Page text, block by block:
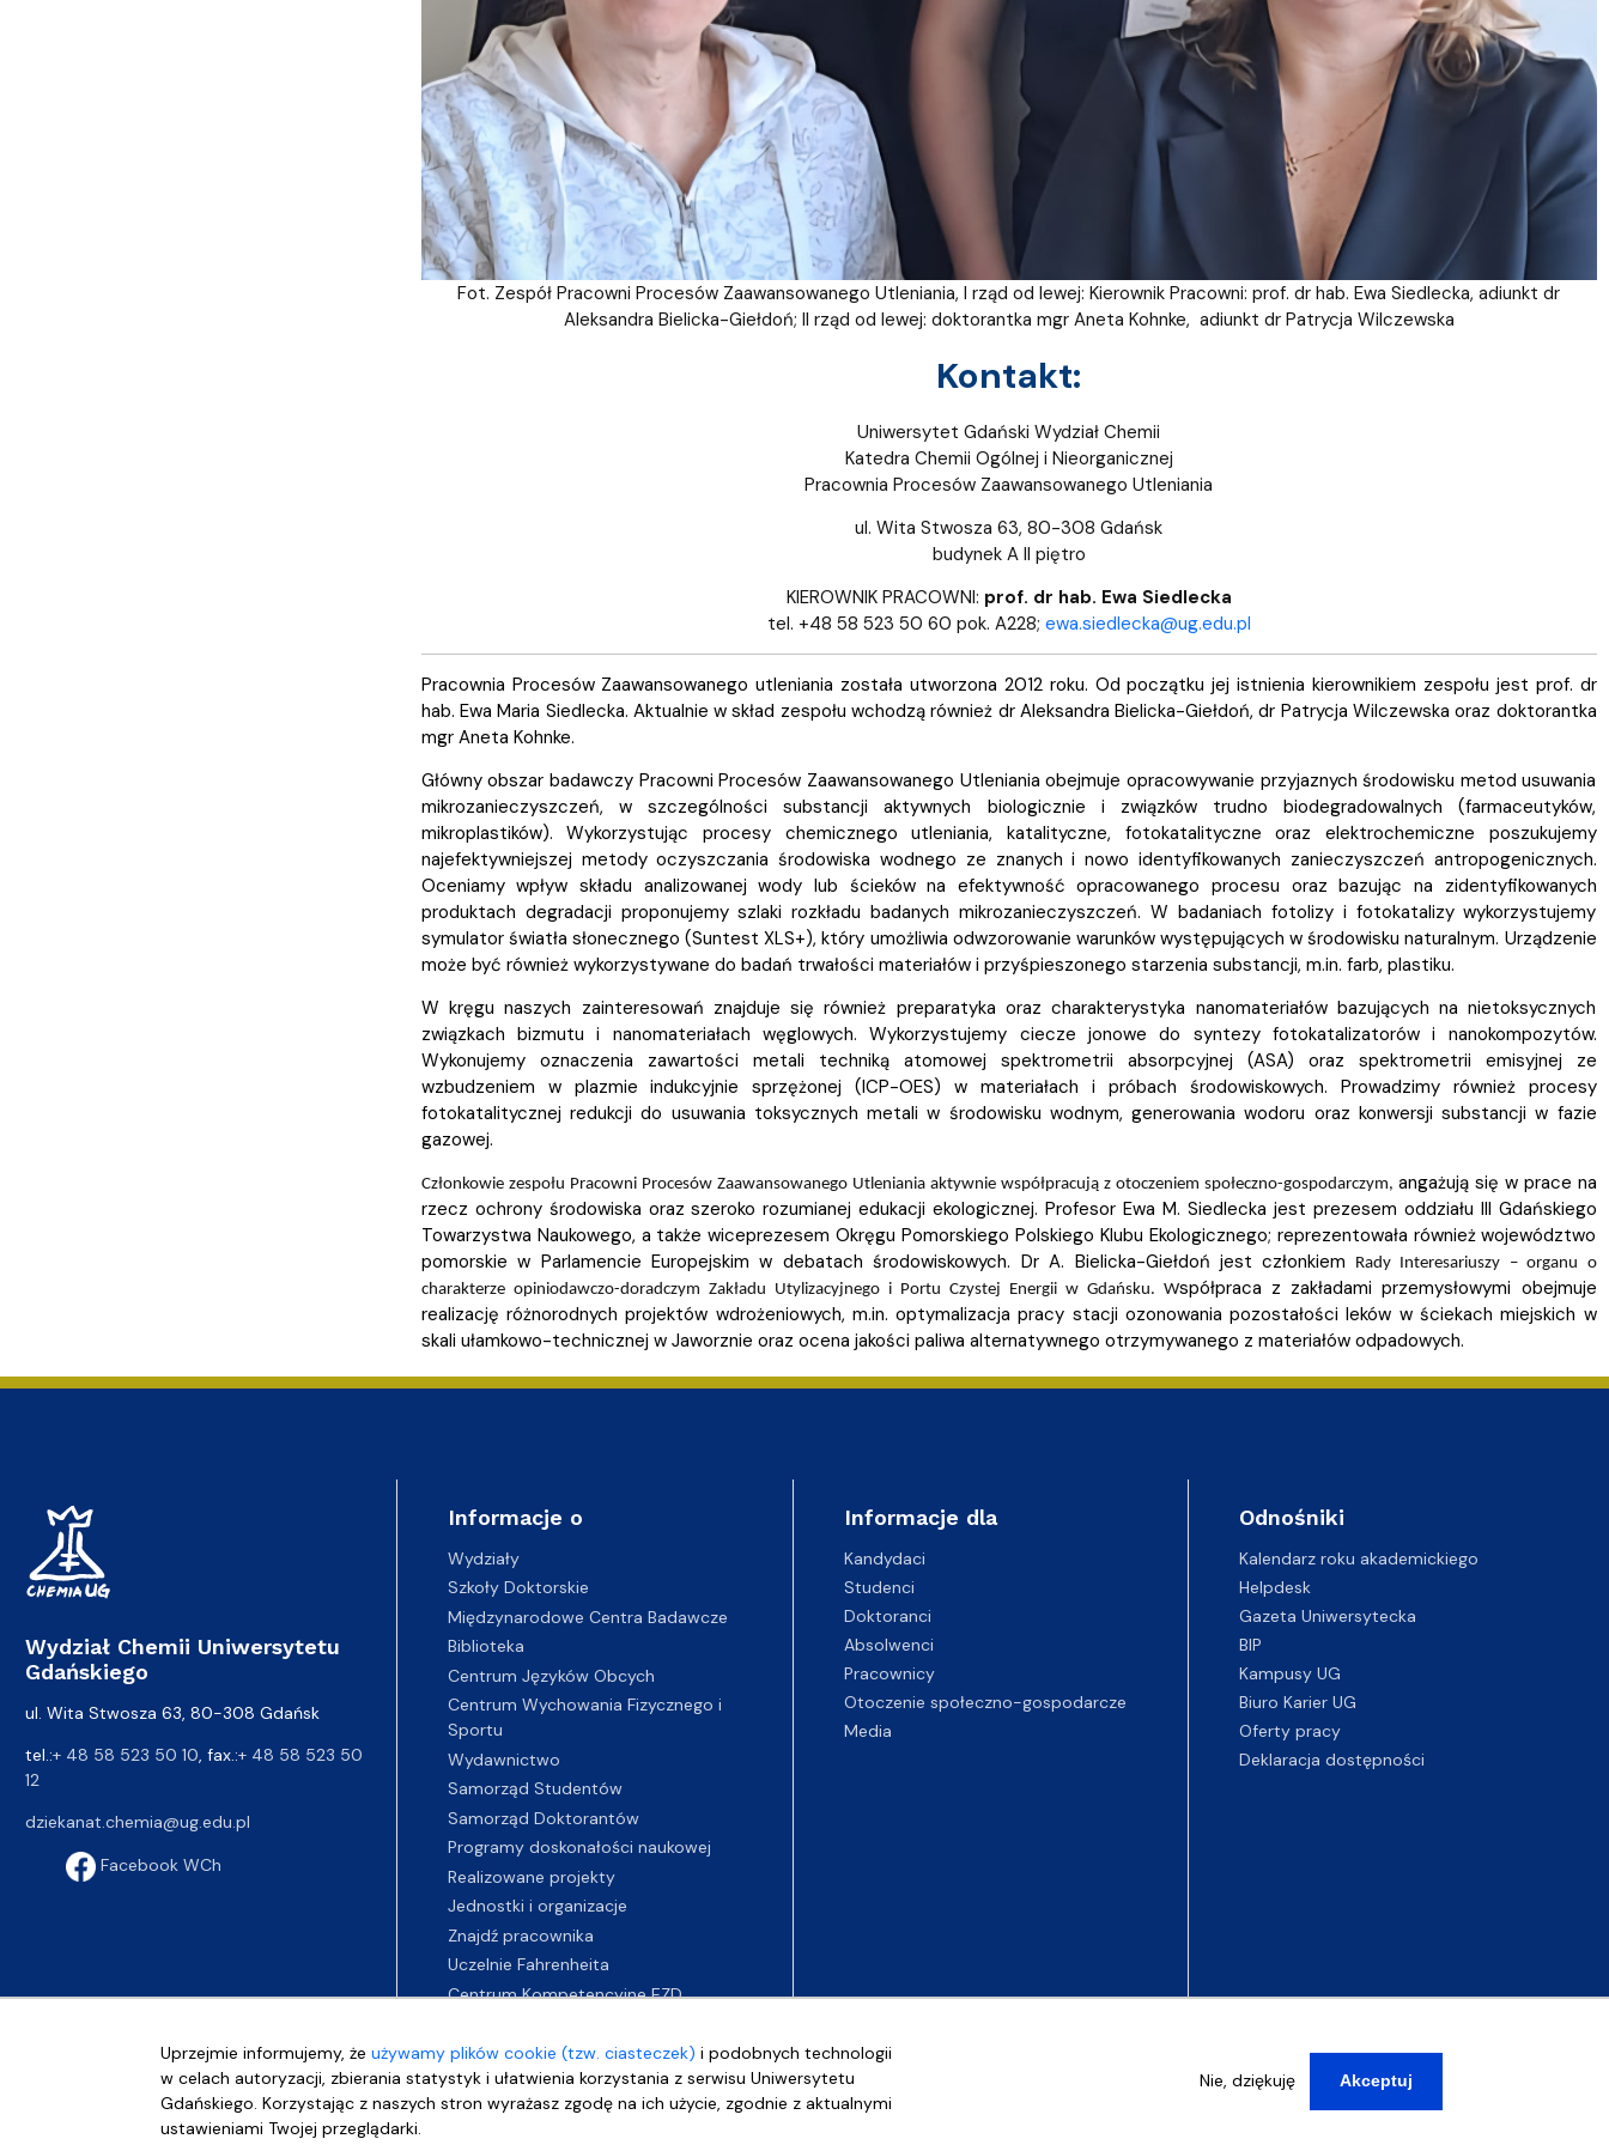
Uprzejmie informujemy, żeużywamy plików cookie (tzw. ciasteczek) i podobnych technologii
w celach autoryzacji, zbierania statystyk i ułatwienia korzystania z serwisu Uniwersytetu
Gdańskiego. Korzystając z naszych stron wyrażasz zgodę na ich użycie, zgodnie z aktualnymi
ustawieniami Twojej przeglądarki.
Nie, dziękuję Akceptuj
Fot. Zespół Pracowni Procesów Zaawansowanego Utleniania, I rząd od lewej: Kierownik Pracowni: prof. dr hab. Ewa Siedlecka, adiunkt dr
Aleksandra Bielicka-Giełdoń; II rząd od lewej: doktorantka mgr Aneta Kohnke, adiunkt dr Patrycja Wilczewska
Kontakt:
Uniwersytet Gdański Wydział Chemii
Katedra Chemii Ogólnej i Nieorganicznej
Pracownia Procesów Zaawansowanego Utleniania
ul. Wita Stwosza 63, 80-308 Gdańsk
budynek A II piętro
KIEROWNIK PRACOWNI: prof. dr hab. Ewa Siedlecka
tel. +48 58 523 50 60 pok. A228; ewa.siedlecka@ug.edu.pl
Pracownia Procesów Zaawansowanego utleniania została utworzona 2012 roku. Od początku jej istnienia kierownikiem zespołu jest prof. dr
hab. Ewa Maria Siedlecka. Aktualnie w skład zespołu wchodzą również dr Aleksandra Bielicka-Giełdoń, dr Patrycja Wilczewska oraz doktorantka
mgr Aneta Kohnke.
Główny obszar badawczy Pracowni Procesów Zaawansowanego Utleniania obejmuje opracowywanie przyjaznych środowisku metod usuwania
mikrozanieczyszczeń, w szczególności substancji aktywnych biologicznie i związków trudno biodegradowalnych (farmaceutyków,
mikroplastików). Wykorzystując procesy chemicznego utleniania, katalityczne, fotokatalityczne oraz elektrochemiczne poszukujemy
najefektywniejszej metody oczyszczania środowiska wodnego ze znanych i nowo identyfikowanych zanieczyszczeń antropogenicznych.
Oceniamy wpływ składu analizowanej wody lub ścieków na efektywność opracowanego procesu oraz bazując na zidentyfikowanych
produktach degradacji proponujemy szlaki rozkładu badanych mikrozanieczyszczeń. W badaniach fotolizy i fotokatalizy wykorzystujemy
symulator światła słonecznego (Suntest XLS+), który umożliwia odwzorowanie warunków występujących w środowisku naturalnym. Urządzenie
może być również wykorzystywane do badań trwałości materiałów i przyśpieszonego starzenia substancji, m.in. farb, plastiku.
W kręgu naszych zainteresowań znajduje się również preparatyka oraz charakterystyka nanomateriałów bazujących na nietoksycznych
związkach bizmutu i nanomateriałach węglowych. Wykorzystujemy ciecze jonowe do syntezy fotokatalizatorów i nanokompozytów.
Wykonujemy oznaczenia zawartości metali techniką atomowej spektrometrii absorpcyjnej (ASA) oraz spektrometrii emisyjnej ze
wzbudzeniem w plazmie indukcyjnie sprzężonej (ICP-OES) w materiałach i próbach środowiskowych. Prowadzimy również procesy
fotokatalitycznej redukcji do usuwania toksycznych metali w środowisku wodnym, generowania wodoru oraz konwersji substancji w fazie
gazowej.
Członkowie zespołu Pracowni Procesów Zaawansowanego Utleniania aktywnie współpracują z otoczeniem społeczno-gospodarczym, angażują się w prace na
rzecz ochrony środowiska oraz szeroko rozumianej edukacji ekologicznej. Profesor Ewa M. Siedlecka jest prezesem oddziału III Gdańskiego
Towarzystwa Naukowego, a także wiceprezesem Okręgu Pomorskiego Polskiego Klubu Ekologicznego; reprezentowała również województwo
pomorskie w Parlamencie Europejskim w debatach środowiskowych. Dr A. Bielicka-Giełdoń jest członkiem Rady Interesariuszy – organu o
charakterze opiniodawczo-doradczym Zakładu Utylizacyjnego i Portu Czystej Energii w Gdańsku. Współpraca z zakładami przemysłowymi obejmuje
realizację różnorodnych projektów wdrożeniowych, m.in. optymalizacja pracy stacji ozonowania pozostałości leków w ściekach miejskich w
skali ułamkowo-technicznej w Jaworznie oraz ocena jakości paliwa alternatywnego otrzymywanego z materiałów odpadowych.
Wydział Chemii Uniwersytetu
Gdańskiego
ul. Wita Stwosza 63, 80-308 Gdańsk
tel.:+ 48 58 523 50 10, fax.:+ 48 58 523 50
12
dziekanat.chemia@ug.edu.pl
Facebook WCh
Informacje o
Wydziały
Szkoły Doktorskie
Międzynarodowe Centra Badawcze
Biblioteka
Centrum Języków Obcych
Centrum Wychowania Fizycznego i
Sportu
Wydawnictwo
Samorząd Studentów
Samorząd Doktorantów
Programy doskonałości naukowej
Realizowane projekty
Jednostki i organizacje
Znajdź pracownika
Uczelnie Fahrenheita
Centrum Kompetencyjne EZD
Informacje dla
Kandydaci
Studenci
Doktoranci
Absolwenci
Pracownicy
Otoczenie społeczno-gospodarcze
Media
Odnośniki
Kalendarz roku akademickiego
Helpdesk
Gazeta Uniwersytecka
BIP
Kampusy UG
Biuro Karier UG
Oferty pracy
Deklaracja dostępności